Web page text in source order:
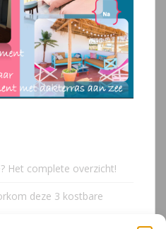
Het complete overzicht!
deze 3 kostbare